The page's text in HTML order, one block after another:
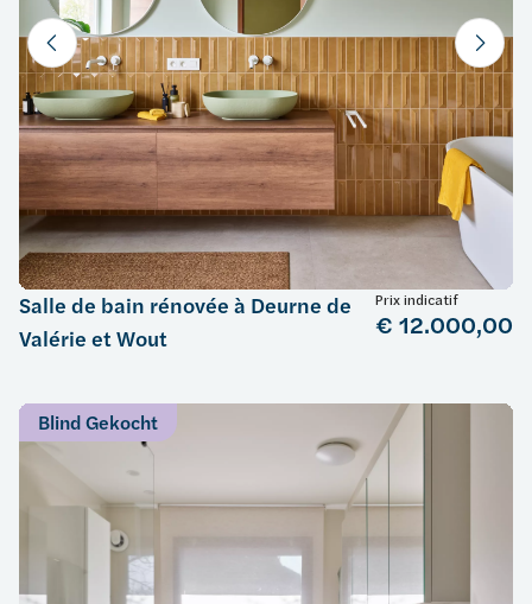
Salle de bain rénovée à Deurne de
Valérie et Wout
Prix indicatif
€ 12.000,00
Blind Gekocht